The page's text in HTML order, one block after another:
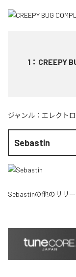
1 ： CREEPY
ジャンル： エレクト
Sebastin
Sebastinの他のリリー